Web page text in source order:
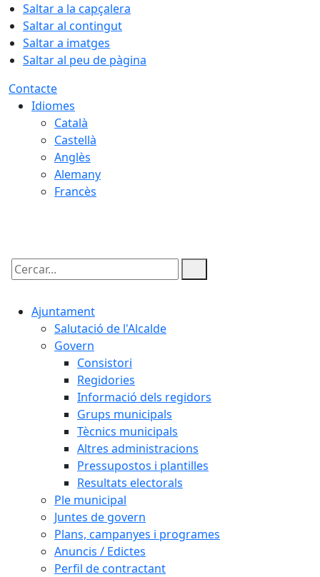
Saltar a la capçalera
Saltar al contingut
Saltar a imatges
Saltar al peu de pàgina
Contacte
Idiomes
Català
Castellà
Anglès
Alemany
Francès
Cercar:
Ajuntament
Salutació de l'Alcalde
Govern
Consistori
Regidories
Informació dels regidors
Grups municipals
Tècnics municipals
Altres administracions
Pressupostos i plantilles
Resultats electorals
Ple municipal
Juntes de govern
Plans, campanyes i programes
Anuncis / Edictes
Perfil de contractant